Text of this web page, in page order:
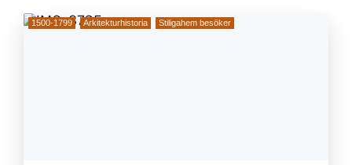
1500-1799 Arkitekturhistoria Stiligahem besöker